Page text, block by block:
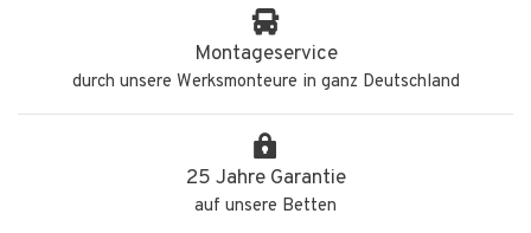
Montageservice
durch unsere Werksmonteure in ganz Deutschland
25 Jahre Garantie
auf unsere Betten